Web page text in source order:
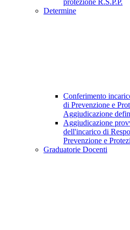
protezione R.S.P.P.
Determine
Conferimento
di Prevenzione e
Aggiudicazione
Aggiudicazione
dell'incarico di
Prevenzione e
Graduatorie Docenti